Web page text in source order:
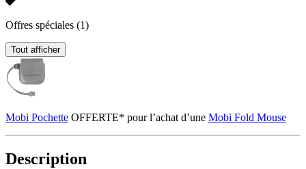
Offres spéciales (1)
Tout afficher
Mobi Pochette OFFERTE* pour l’achat d’une Mobi Fold Mouse
Description